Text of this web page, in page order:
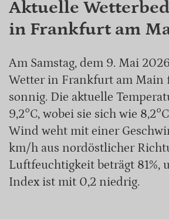
Aktuelle
in Frankfurt am
Am Samstag, dem 9. Mai
Wetter in Frankfurt am Main
sonnig. Die aktuelle
9,2°C, wobei sie sich wie
Wind weht mit einer
km/h aus nordöstlicher
Luftfeuchtigkeit beträgt 81%,
Index ist mit 0,2 niedrig.